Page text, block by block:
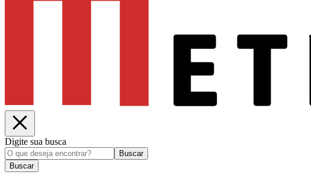
Digite sua busca
Buscar
Buscar